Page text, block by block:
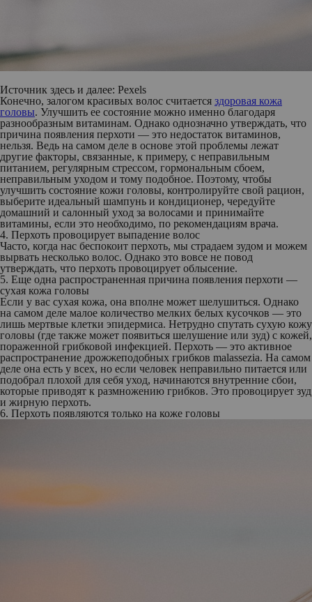
Источник здесь и далее: Pexels
Конечно, залогом красивых волос считается здоровая кожа
головы. Улучшить ее состояние можно именно благодаря
разнообразным витаминам. Однако однозначно утверждать, что
причина появления перхоти — это недостаток витаминов,
нельзя. Ведь на самом деле в основе этой проблемы лежат
другие факторы, связанные, к примеру, с неправильным
питанием, регулярным стрессом, гормональным сбоем,
неправильным уходом и тому подобное. Поэтому, чтобы
улучшить состояние кожи головы, контролируйте свой рацион,
выберите идеальный шампунь и кондиционер, чередуйте
домашний и салонный уход за волосами и принимайте
витамины, если это необходимо, по рекомендациям врача.
4. Перхоть провоцирует выпадение волос
Часто, когда нас беспокоит перхоть, мы страдаем зудом и можем
вырвать несколько волос. Однако это вовсе не повод
утверждать, что перхоть провоцирует облысение.
5. Еще одна распространенная причина появления перхоти —
сухая кожа головы
Если у вас сухая кожа, она вполне может шелушиться. Однако
на самом деле малое количество мелких белых кусочков — это
лишь мертвые клетки эпидермиса. Нетрудно спутать сухую кожу
головы (где также может появиться шелушение или зуд) с кожей,
пораженной грибковой инфекцией. Перхоть — это активное
распространение дрожжеподобных грибков malassezia. На самом
деле она есть у всех, но если человек неправильно питается или
подобрал плохой для себя уход, начинаются внутренние сбои,
которые приводят к размножению грибков. Это провоцирует зуд
и жирную перхоть.
6. Перхоть появляются только на коже головы